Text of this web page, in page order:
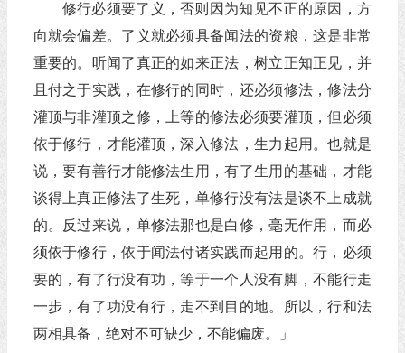
修行必须要了义，否则因为知见不正的原因，方
向就会偏差。了义就必须具备闻法的资粮，这是非常
重要的。听闻了真正的如来正法，树立正知正见，并
且付之于实践，在修行的同时，还必须修法，修法分
灌顶与非灌顶之修，上等的修法必须要灌顶，但必须
依于修行，才能灌顶，深入修法，生力起用。也就是
说，要有善行才能修法生用，有了生用的基础，才能
谈得上真正修法了生死，单修行没有法是谈不上成就
的。反过来说，单修法那也是白修，毫无作用，而必
须依于修行，依于闻法付诸实践而起用的。行，必须
要的，有了行没有功，等于一个人没有脚，不能行走
一步，有了功没有行，走不到目的地。所以，行和法
两相具备，绝对不可缺少，不能偏废。」